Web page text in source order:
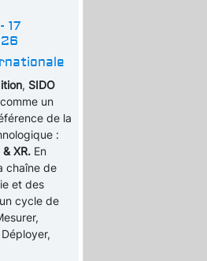
17
, SIDO
un
de la
:
XR. En
chaîne de
et des
cycle de